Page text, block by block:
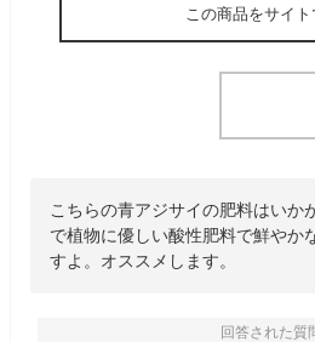
この商品をサイト
こちらの青アジサイの肥料はいか
で植物に優しい酸性肥料で鮮やか
すよ。オススメします。
回答された質